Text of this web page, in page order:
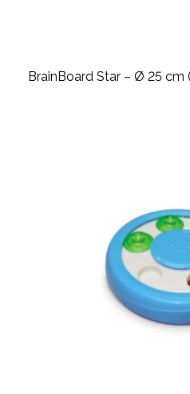
BrainBoard Star – Ø 25 cm